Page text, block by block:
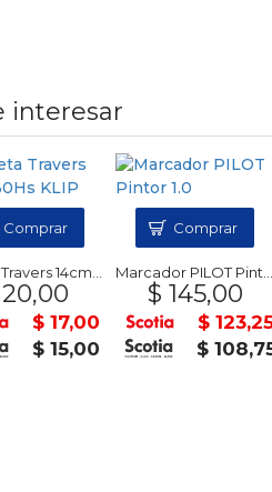
interesar
Libreta Travers 14cm 30Hs KLIP
$ 17,00
$ 15,00
Comprar
Marcador PILOT Pintor 1.0
$ 145,00
$ 123,25
$
Comprar